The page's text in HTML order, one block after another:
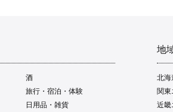
酒
旅行・宿泊・体験
日用品・雑貨
地
北海
関東
近畿